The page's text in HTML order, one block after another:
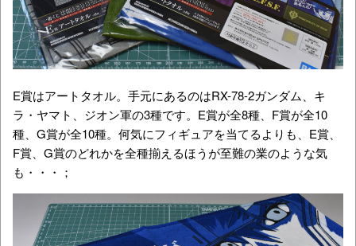
E賞はアートタオル。手元にあるのはRX-78-2ガンダム、キ
ラ・ヤマト、ジオン軍の3種です。E賞が全8種、F賞が全10
種、G賞が全10種。何気にフィギュアを当てるよりも、E賞、
F賞、G賞のどれかを全種揃えるほうが至難の業のような気
も・・・；